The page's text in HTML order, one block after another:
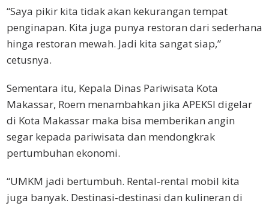
“Saya pikir kita tidak akan kekurangan tempat
penginapan. Kita juga punya restoran dari sederhana
hinga restoran mewah. Jadi kita sangat siap,”
cetusnya.
Sementara itu, Kepala Dinas Pariwisata Kota
Makassar, Roem menambahkan jika APEKSI digelar
di Kota Makassar maka bisa memberikan angin
segar kepada pariwisata dan mendongkrak
pertumbuhan ekonomi.
“UMKM jadi bertumbuh. Rental-rental mobil kita
juga banyak. Destinasi-destinasi dan kulineran di